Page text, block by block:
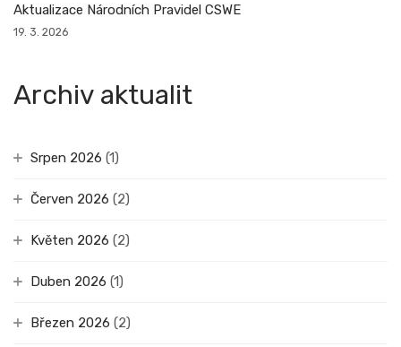
Aktualizace Národních Pravidel CSWE
19. 3. 2026
Archiv aktualit
Srpen 2026 (1)
Červen 2026 (2)
Květen 2026 (2)
Duben 2026 (1)
Březen 2026 (2)